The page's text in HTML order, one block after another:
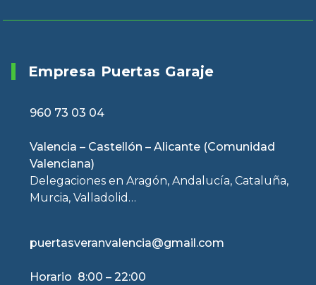
Empresa Puertas Garaje
960 73 03 04
Valencia – Castellón – Alicante (Comunidad
Valenciana)
Delegaciones en Aragón, Andalucía, Cataluña,
Murcia, Valladolid…
puertasveranvalencia@gmail.com
Horario 8:00 – 22:00